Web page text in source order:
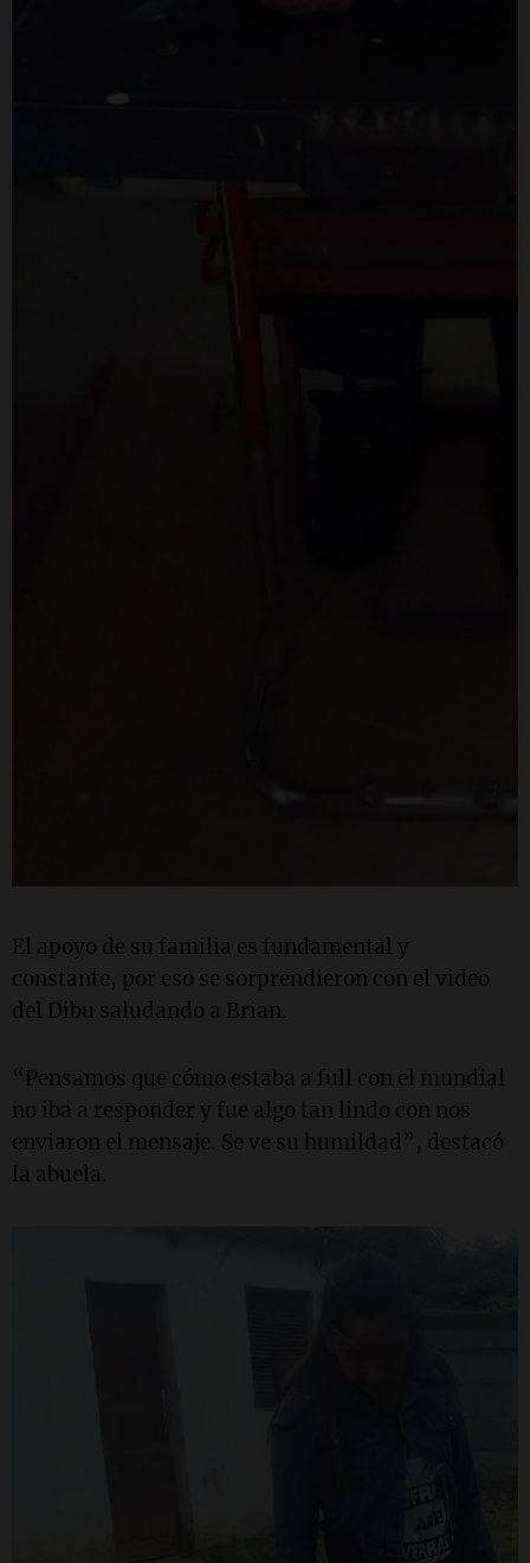
El apoyo de su familia es fundamental y
constante, por eso se sorprendieron con el video
del Dibu saludando a Brian.
“Pensamos que cómo estaba a full con el mundial
no iba a responder y fue algo tan lindo con nos
enviaron el mensaje. Se ve su humildad”, destacó
la abuela.